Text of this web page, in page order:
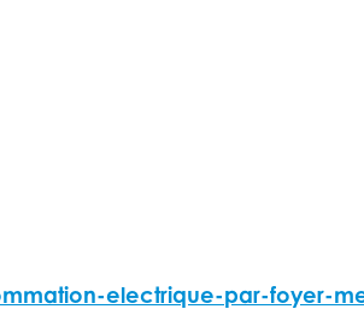
electrique-par-foyer-